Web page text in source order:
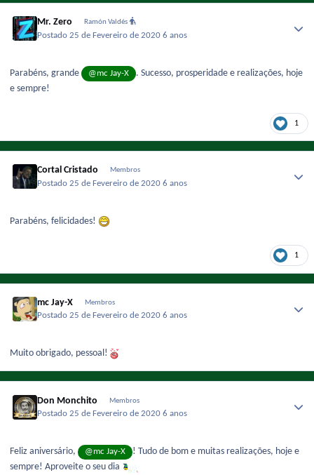
Mr. Zero Ramón Valdés
Postado25 de Fevereiro de 20206 anos
Parabéns, grande @mc Jay-X
. Sucesso, prosperidade e realizações, hoje
e sempre!
1
Cortal Cristado Membros
Postado25 de Fevereiro de 20206 anos
Parabéns, felicidades!
1
mc Jay-X Membros
Postado25 de Fevereiro de 20206 anos
Muito obrigado, pessoal!
Don Monchito Membros
Postado25 de Fevereiro de 20206 anos
Feliz aniversário, @mc Jay-X
! Tudo de bom e muitas realizações, hoje e
sempre! Aproveite o seu dia